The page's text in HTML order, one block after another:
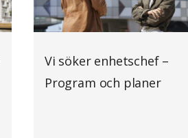
Vi söker enhetschef –
Program och planer